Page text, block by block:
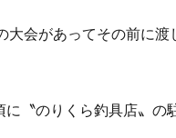
大会があってその前に
〝のりくら釣具店〟の